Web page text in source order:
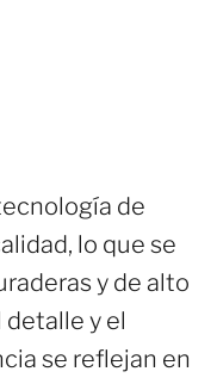
de
lo que se
y de alto
y el
se reflejan en